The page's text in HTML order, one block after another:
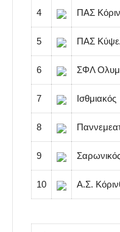
4 ΠΑΣ
5 ΠΑΣ
6 ΣΦΛ
7 Ισθμιακός
8
9
10 Α.Σ.